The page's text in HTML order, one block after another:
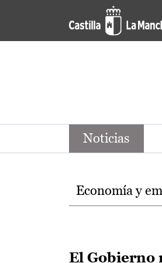
Pasar al contenido principal
Noticias de la
Noticias
Temas
Economía y
El Gobierno